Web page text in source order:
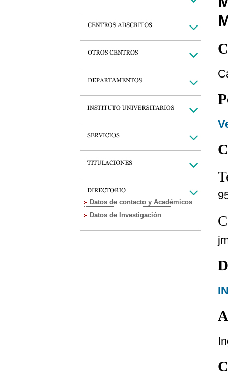
Datos de contacto y Académicos
Datos de Investigación